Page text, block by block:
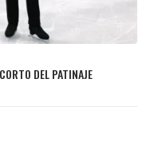
DEL PATINAJE